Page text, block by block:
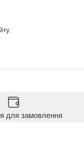
для замовлення